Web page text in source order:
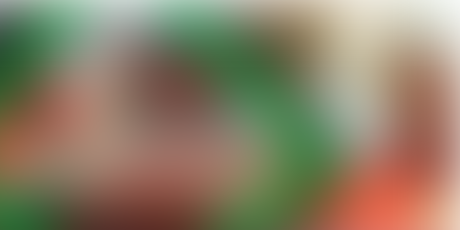
hieronder uw stem uit!